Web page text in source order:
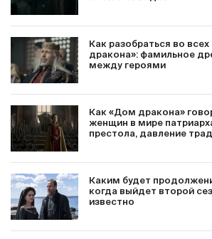
Как разобраться во
дракона»: фамильное
между героями
Как «Дом дракона»
женщин в мире
престола, давление
Каким будет
когда выйдет второй
известно